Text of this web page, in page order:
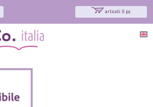
articoli: 0 pz.